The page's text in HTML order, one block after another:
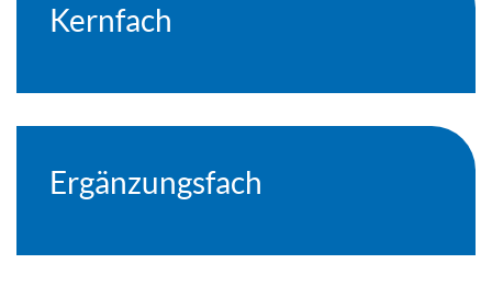
Kernfach
Ergänzungsfach